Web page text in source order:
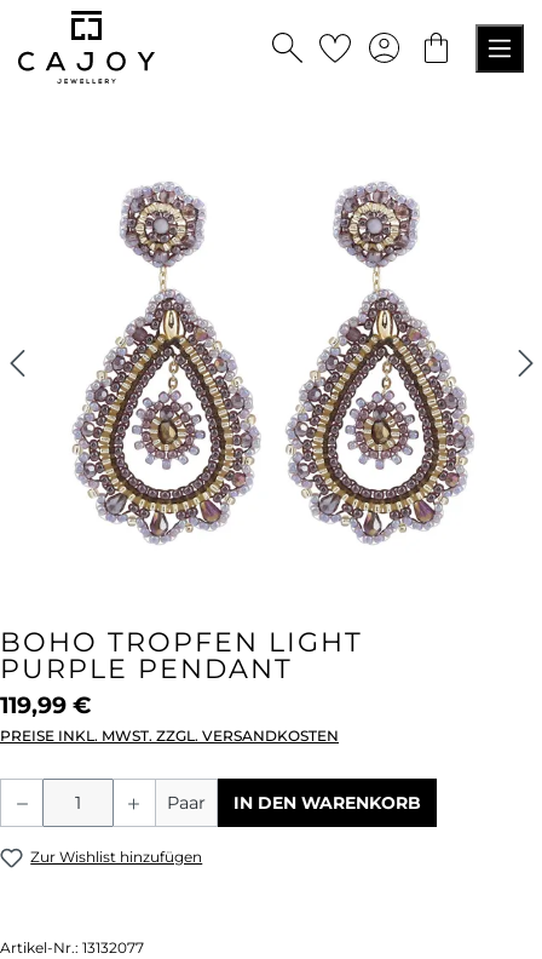
springen
BOHO TROPFEN LIGHT
PURPLE PENDANT
119,99 €
PREISE INKL. MWST. ZZGL. VERSANDKOSTEN
Produkt Anzahl: Gib den gewünschten
Paar IN DEN WARENKORB
Zur Wishlist hinzufügen
Artikel-Nr.: 13132077